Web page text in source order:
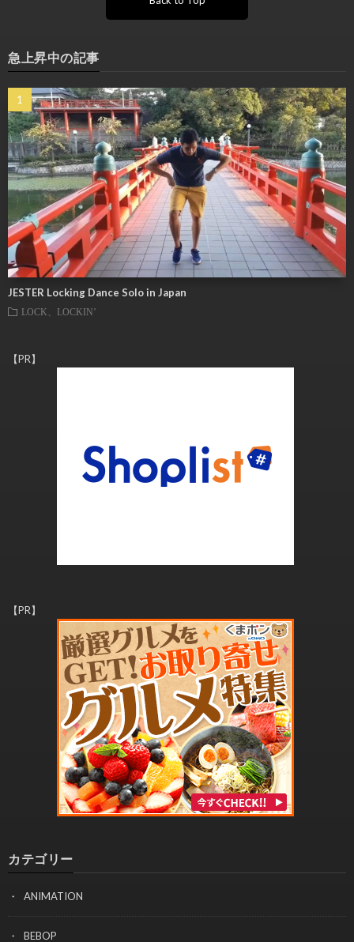
急上昇中の記事
JESTER Locking Dance Solo in Japan
LOCK、LOCKIN’
【PR】
【PR】
カテゴリー
ANIMATION
BEBOP